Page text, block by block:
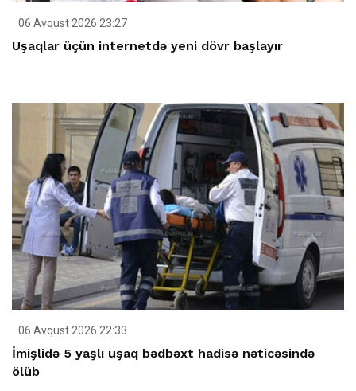
06 Avqust 2026 23:27
Uşaqlar üçün internetdə yeni dövr başlayır
06 Avqust 2026 22:33
İmişlidə 5 yaşlı uşaq bədbəxt hadisə nəticəsində
ölüb